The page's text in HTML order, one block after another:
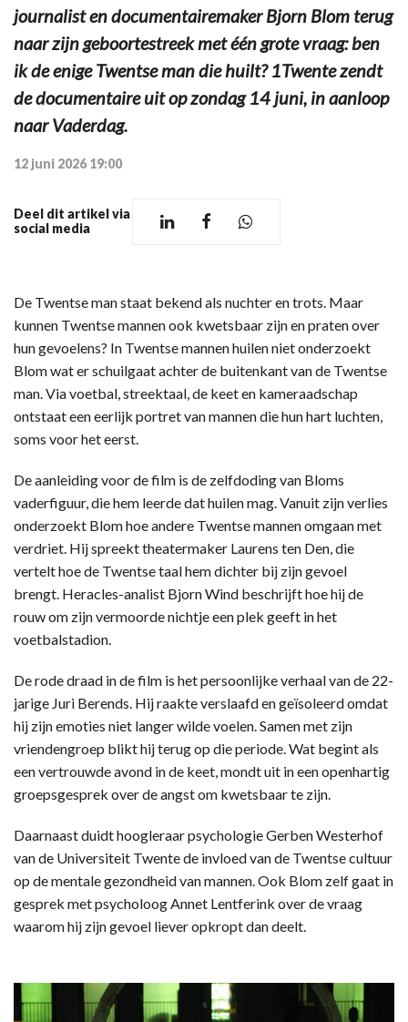
journalist en documentairemaker Bjorn Blom terug
naar zijn geboortestreek met één grote vraag: ben
ik de enige Twentse man die huilt? 1Twente zendt
de documentaire uit op zondag 14 juni, in aanloop
naar Vaderdag.
12 juni 2026 19:00
Deel dit artikel via
social media
De Twentse man staat bekend als nuchter en trots. Maar
kunnen Twentse mannen ook kwetsbaar zijn en praten over
hun gevoelens? In Twentse mannen huilen niet onderzoekt
Blom wat er schuilgaat achter de buitenkant van de Twentse
man. Via voetbal, streektaal, de keet en kameraadschap
ontstaat een eerlijk portret van mannen die hun hart luchten,
soms voor het eerst.
De aanleiding voor de film is de zelfdoding van Bloms
vaderfiguur, die hem leerde dat huilen mag. Vanuit zijn verlies
onderzoekt Blom hoe andere Twentse mannen omgaan met
verdriet. Hij spreekt theatermaker Laurens ten Den, die
vertelt hoe de Twentse taal hem dichter bij zijn gevoel
brengt. Heracles-analist Bjorn Wind beschrijft hoe hij de
rouw om zijn vermoorde nichtje een plek geeft in het
voetbalstadion.
De rode draad in de film is het persoonlijke verhaal van de 22-
jarige Juri Berends. Hij raakte verslaafd en geïsoleerd omdat
hij zijn emoties niet langer wilde voelen. Samen met zijn
vriendengroep blikt hij terug op die periode. Wat begint als
een vertrouwde avond in de keet, mondt uit in een openhartig
groepsgesprek over de angst om kwetsbaar te zijn.
Daarnaast duidt hoogleraar psychologie Gerben Westerhof
van de Universiteit Twente de invloed van de Twentse cultuur
op de mentale gezondheid van mannen. Ook Blom zelf gaat in
gesprek met psycholoog Annet Lentferink over de vraag
waarom hij zijn gevoel liever opkropt dan deelt.